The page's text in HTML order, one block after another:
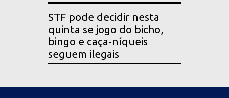
STF pode decidir nesta
quinta se jogo do bicho,
bingo e caça-níqueis
seguem ilegais